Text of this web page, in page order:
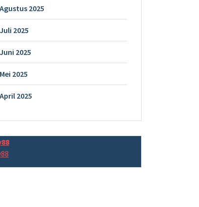
Agustus 2025
Juli 2025
Juni 2025
Mei 2025
April 2025